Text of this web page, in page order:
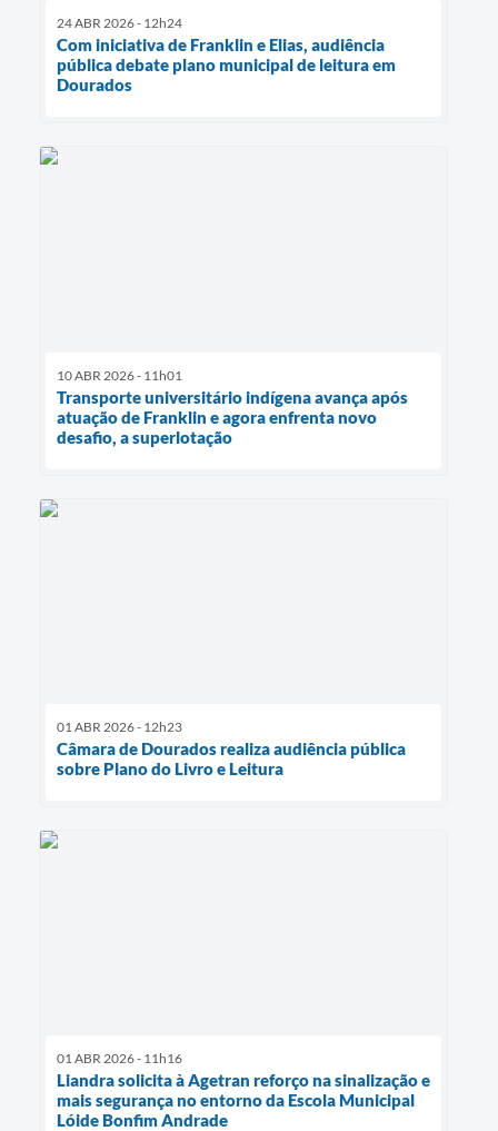
24 ABR 2026 - 12h24
Com iniciativa de Franklin e Elias, audiência
pública debate plano municipal de leitura em
Dourados
10 ABR 2026 - 11h01
Transporte universitário indígena avança após
atuação de Franklin e agora enfrenta novo
desafio, a superlotação
01 ABR 2026 - 12h23
Câmara de Dourados realiza audiência pública
sobre Plano do Livro e Leitura
01 ABR 2026 - 11h16
Liandra solicita à Agetran reforço na sinalização e
mais segurança no entorno da Escola Municipal
Lóide Bonfim Andrade